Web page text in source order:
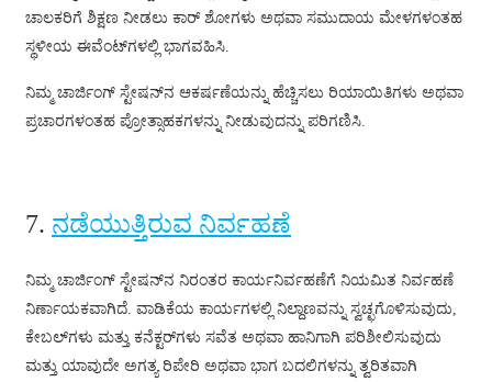
ಚಾಲಕರಿಗೆ ಶಿಕ್ಷಣ ನೀಡಲು ಕಾರ್ ಶೋಗಳು ಅಥವಾ ಸಮುದಾಯ ಮೇಳಗಳಂತಹ
ಸ್ಥಳೀಯ ಈವೆಂಟ್‌ಗಳಲ್ಲಿ ಭಾಗವಹಿಸಿ.
ನಿಮ್ಮ ಚಾರ್ಜಿಂಗ್ ಸ್ಟೇಷನ್‌ನ ಆಕರ್ಷಣೆಯನ್ನು ಹೆಚ್ಚಿಸಲು ರಿಯಾಯಿತಿಗಳು ಅಥವಾ
ಪ್ರಚಾರಗಳಂತಹ ಪ್ರೋತ್ಸಾಹಕಗಳನ್ನು ನೀಡುವುದನ್ನು ಪರಿಗಣಿಸಿ.
7. ನಡೆಯುತ್ತಿರುವ ನಿರ್ವಹಣೆ
ನಿಮ್ಮ ಚಾರ್ಜಿಂಗ್ ಸ್ಟೇಷನ್‌ನ ನಿರಂತರ ಕಾರ್ಯನಿರ್ವಹಣೆಗೆ ನಿಯಮಿತ ನಿರ್ವಹಣೆ
ನಿರ್ಣಾಯಕವಾಗಿದೆ. ವಾಡಿಕೆಯ ಕಾರ್ಯಗಳಲ್ಲಿ ನಿಲ್ದಾಣವನ್ನು ಸ್ವಚ್ಛಗೊಳಿಸುವುದು,
ಕೇಬಲ್‌ಗಳು ಮತ್ತು ಕನೆಕ್ಟರ್‌ಗಳು ಸವೆತ ಅಥವಾ ಹಾನಿಗಾಗಿ ಪರಿಶೀಲಿಸುವುದು
ಮತ್ತು ಯಾವುದೇ ಅಗತ್ಯ ರಿಪೇರಿ ಅಥವಾ ಭಾಗ ಬದಲಿಗಳನ್ನು ತ್ವರಿತವಾಗಿ